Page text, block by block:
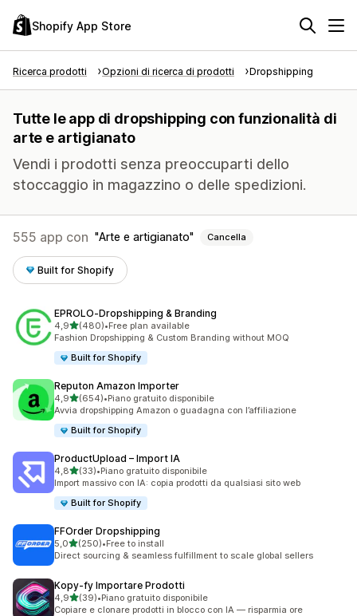
Shopify App Store
Ricerca prodotti Opzioni di ricerca di prodotti Dropshipping
Tutte le app di dropshipping con funzionalità di
arte e artigianato
Vendi i prodotti senza preoccuparti dello
stoccaggio in magazzino o delle spedizioni.
555 app con Arte e artigianato Cancella
Built for Shopify
EPROLO‑Dropshipping & Branding
4,9stelle su 5
(480)
480 recensioni totali
•Free plan available
Fashion Dropshipping & Custom Branding without MOQ
Built for Shopify
Reputon Amazon Importer
4,9stelle su 5
(654)
654 recensioni totali
•Piano gratuito disponibile
Avvia dropshipping Amazon o guadagna con l’affiliazione
Built for Shopify
ProductUpload – Import IA
4,8stelle su 5
(33)
33 recensioni totali
•Piano gratuito disponibile
Import massivo con IA: copia prodotti da qualsiasi sito web
Built for Shopify
FFOrder Dropshipping
5,0stelle su 5
(250)
250 recensioni totali
•Free to install
Direct sourcing & seamless fulfillment to scale global sellers
Kopy‑fy Importare Prodotti
4,9stelle su 5
(39)
39 recensioni totali
•Piano gratuito disponibile
Copiare e clonare prodotti in blocco con IA — risparmia ore